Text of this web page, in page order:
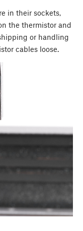
in their sockets,
the thermistor and
or handling
cables loose.